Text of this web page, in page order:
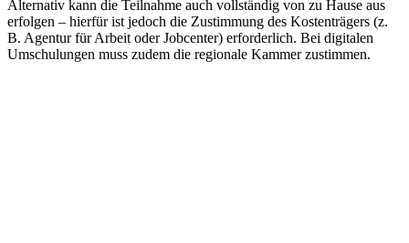
Alternativ kann die Teilnahme auch vollständig von zu Hause aus
erfolgen – hierfür ist jedoch die Zustimmung des Kostenträgers (z.
B. Agentur für Arbeit oder Jobcenter) erforderlich. Bei digitalen
Umschulungen muss zudem die regionale Kammer zustimmen.